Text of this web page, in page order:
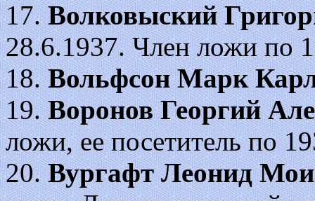
17.Волковыский
28.6.1937. Член ложи по
18.Вольфсон Марк
19.Воронов Георгий
ложи, ее посетитель по
20.Вургафт Леонид